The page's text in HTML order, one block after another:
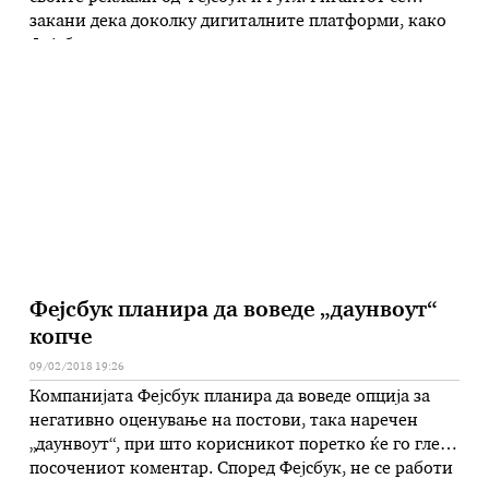
закани дека доколку дигиталните платформи, како
Фејсбук планира да воведе „даунвоут“
копче
09/02/2018 19:26
Компанијата Фејсбук планира да воведе опција за
негативно оценување на постови, така наречен
„даунвоут“, при што корисникот поретко ќе го гледа
посочениот коментар. Според Фејсбук, не се работи